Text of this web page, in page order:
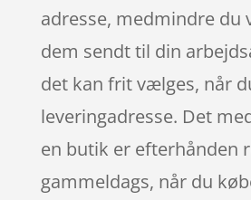
adresse, medmindre du
dem sendt til din
det kan frit vælges, når
leveringadresse. Det
en butik er efterhånden
gammeldags, når du